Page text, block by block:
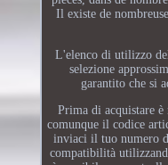
Il existe de
L'elenco di utilizzo
selezione
garantito che si
Prima di acquistare
comunque il codice
inviaci il tuo numero
compatibilità